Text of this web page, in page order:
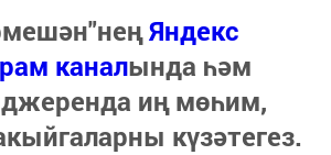
Яндекс
каналында һәм
иң мөһим,
күзәтегез.